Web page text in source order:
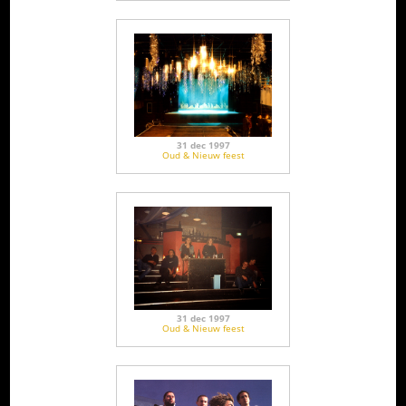
31 dec 1997
Oud & Nieuw feest
31 dec 1997
Oud & Nieuw feest